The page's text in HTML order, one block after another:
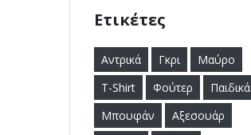
Ετικέτες
Αντρικά Γκρι
Μαύρο
T-Shirt
Φούτερ
Παιδικά
Μπουφάν
Αξεσουάρ